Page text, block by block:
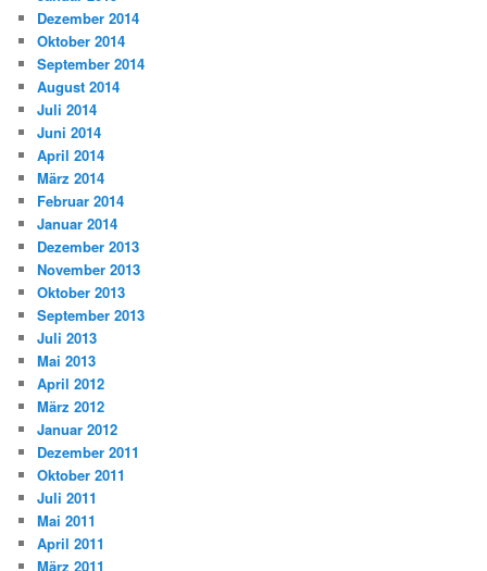
Dezember 2014
Oktober 2014
September 2014
August 2014
Juli 2014
Juni 2014
April 2014
März 2014
Februar 2014
Januar 2014
Dezember 2013
November 2013
Oktober 2013
September 2013
Juli 2013
Mai 2013
April 2012
März 2012
Januar 2012
Dezember 2011
Oktober 2011
Juli 2011
Mai 2011
April 2011
März 2011